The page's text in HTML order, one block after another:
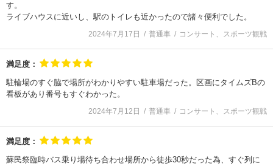
す。
ライブハウスに近いし、駅のトイレも近かったので諸々便利でした。
2024年7月17日 普通車 コンサート、スポーツ観戦
満足度：
駐輪場のすぐ脇で場所がわかりやすい駐車場だった。区画にタイムズBの
看板があり番号もすぐわかった。
2024年7月12日 普通車 コンサート、スポーツ観戦
満足度：
蘇民祭臨時バス乗り場待ち合わせ場所から徒歩30秒だった為、すぐ列に